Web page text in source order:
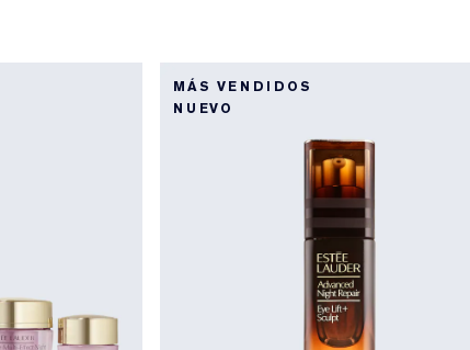
MÁS VENDIDOS
NUEVO